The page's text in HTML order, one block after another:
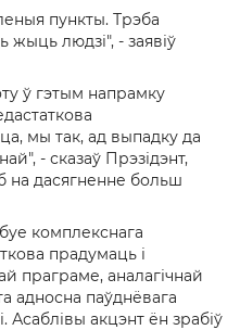
пункты. Трэба
жыць людзі", - заявіў
ў гэтым напрамку
мы так, ад выпадку да
- сказаў Прэзідэнт,
на дасягненне больш
комплекснага
прадумаць і
праграме, аналагічнай
адносна паўднёвага
Асаблівы акцэнт ён зрабіў